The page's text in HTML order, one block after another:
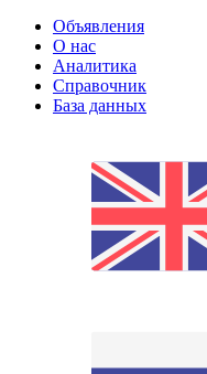
Объявления
О нас
Аналитика
Справочник
База данных